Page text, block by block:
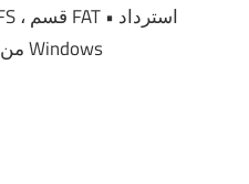
استعادة الملفات من NTFS ، قسم FAT • استرداد
وظيفة لفقد ملفات mac من Windows